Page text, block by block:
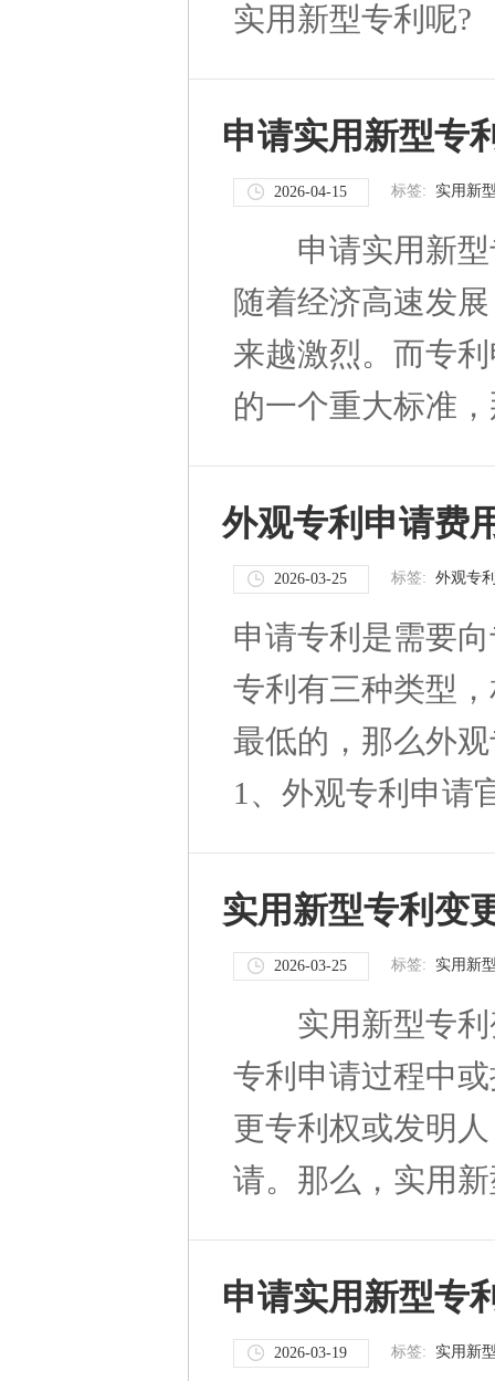
实用新型专利呢
申请实用新型专
2026-04-15 标签: 实用新
申请实用新型
随着经济高速发
来越激烈。而专
的一个重大标准
外观专利申请费
2026-03-25 标签: 外观专
申请专利是需要
专利有三种类型
最低的，那么外
1、外观专利申请
实用新型专利变
2026-03-25 标签: 实用新
实用新型专利
专利申请过程中
更专利权或发明
请。那么，实用
申请实用新型专
2026-03-19 标签: 实用新